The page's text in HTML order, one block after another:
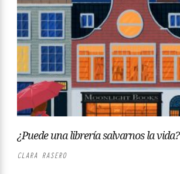
¿Puede una librería salvarnos la vida?
CLARA RASERO